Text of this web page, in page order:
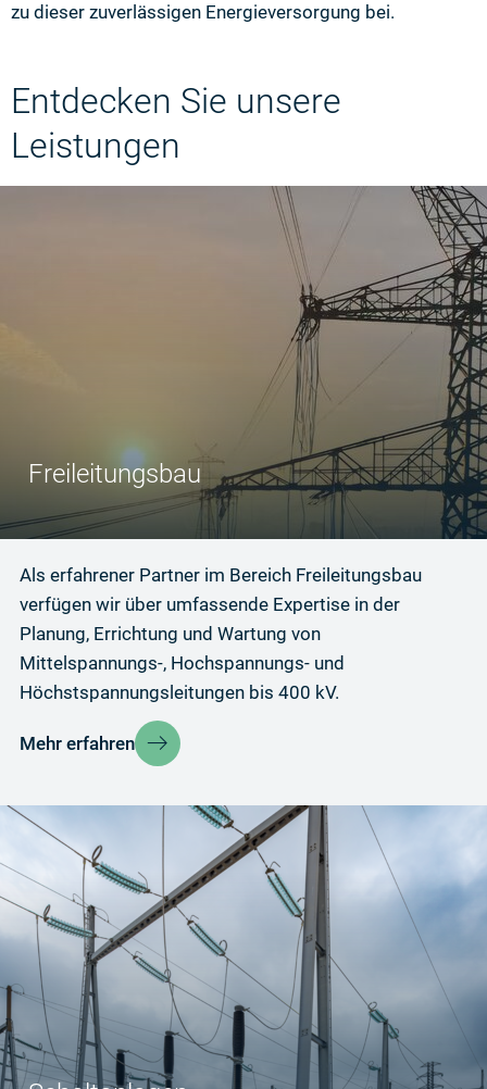
zu dieser zuverlässigen Energieversorgung bei.
Entdecken Sie unsere
Leistungen
Freileitungsbau
Als erfahrener Partner im Bereich Freileitungsbau
verfügen wir über umfassende Expertise in der
Planung, Errichtung und Wartung von
Mittelspannungs-, Hochspannungs- und
Höchstspannungsleitungen bis 400 kV.
Mehr erfahren